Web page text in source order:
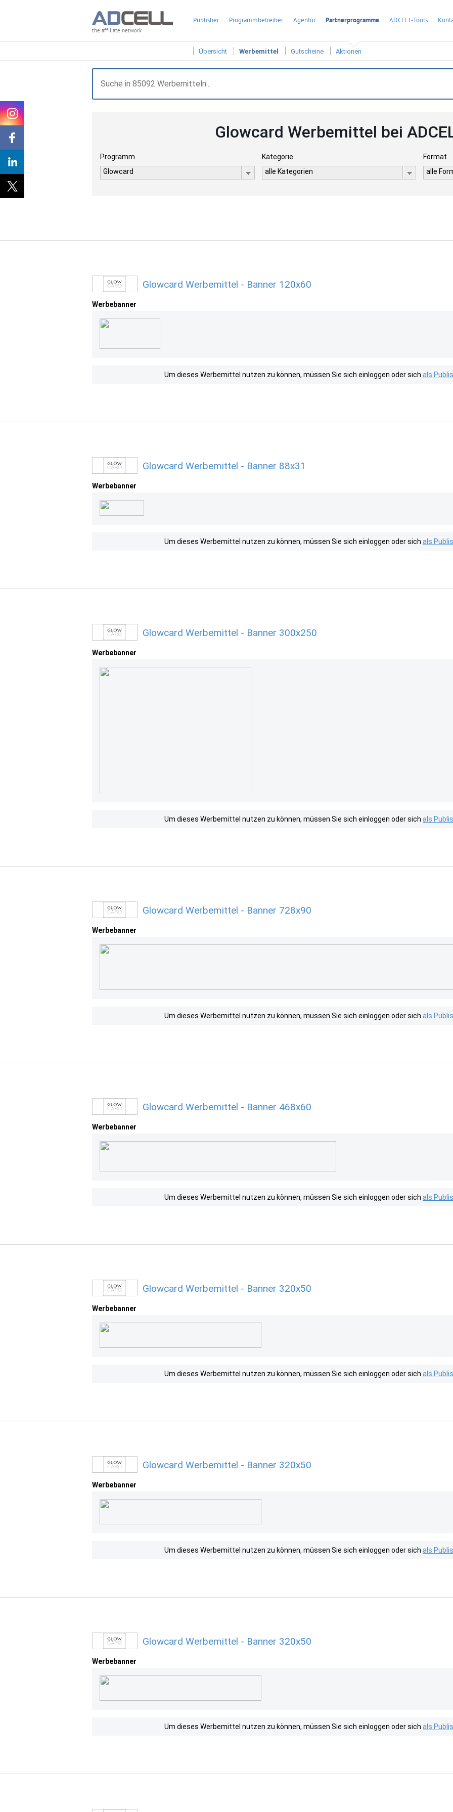
the affiliate network
Publisher Programmbetreiber Agentur Partnerprogramme ADCELL-Tools
Übersicht Werbemittel Gutscheine Aktionen
Glowcard Werbemittel bei
Programm
Glowcard
Kategorie
alle Kategorien
Format
alle
Glowcard Werbemittel - Banner 120x60
Werbebanner
Um dieses Werbemittel nutzen zu können, müssen Sie sich einloggen oder sich als
Glowcard Werbemittel - Banner 88x31
Werbebanner
Um dieses Werbemittel nutzen zu können, müssen Sie sich einloggen oder sich als
Glowcard Werbemittel - Banner 300x250
Werbebanner
Um dieses Werbemittel nutzen zu können, müssen Sie sich einloggen oder sich als
Glowcard Werbemittel - Banner 728x90
Werbebanner
Um dieses Werbemittel nutzen zu können, müssen Sie sich einloggen oder sich als
Glowcard Werbemittel - Banner 468x60
Werbebanner
Um dieses Werbemittel nutzen zu können, müssen Sie sich einloggen oder sich als
Glowcard Werbemittel - Banner 320x50
Werbebanner
Um dieses Werbemittel nutzen zu können, müssen Sie sich einloggen oder sich als
Glowcard Werbemittel - Banner 320x50
Werbebanner
Um dieses Werbemittel nutzen zu können, müssen Sie sich einloggen oder sich als
Glowcard Werbemittel - Banner 320x50
Werbebanner
Um dieses Werbemittel nutzen zu können, müssen Sie sich einloggen oder sich als